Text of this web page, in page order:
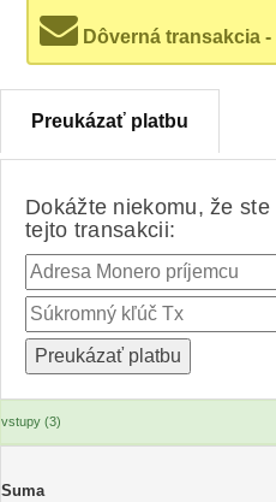
Dôverná transakcia
Preukázať platbu
Dokážte niekomu, že
tejto transakcii:
vstupy (3)
Suma